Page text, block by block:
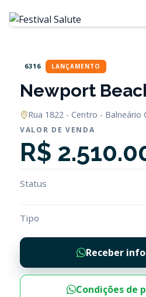
6316 LANÇAMENTO
Newport
Rua 1822 - Centro - Balneário
VALOR DE VENDA
R$
Status
Tipo
Receber
Condições de